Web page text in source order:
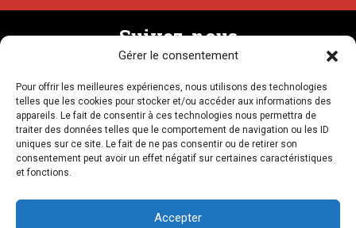
Gérer le consentement
Pour offrir les meilleures expériences, nous utilisons des technologies
telles que les cookies pour stocker et/ou accéder aux informations des
appareils. Le fait de consentir à ces technologies nous permettra de
traiter des données telles que le comportement de navigation ou les ID
uniques sur ce site. Le fait de ne pas consentir ou de retirer son
consentement peut avoir un effet négatif sur certaines caractéristiques
et fonctions.
Accepter
Suivez-nous
Recevez la newsletter